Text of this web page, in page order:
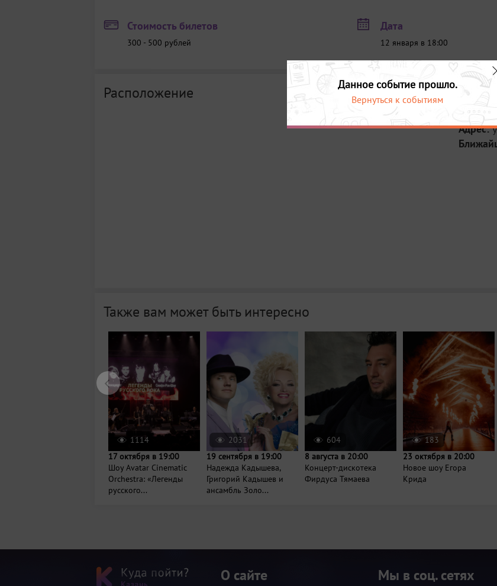
Стоимость билетов
300 - 500 рублей
Дата
12 января в 18:00
Расположение
Место:
Адрес:
Также вам может быть интересно
1114
17 октября в 19:00
Шоу Avatar Cinematic
Orchestra: «Легенды
русского...
2031
19 сентября в 19:00
Надежда Кадышева,
Григорий Кадышев и
ансамбль Золо...
604
8 августа в 20:00
Концерт-дискотека
Фирдуса Тямаева
183
23 октября в 20:00
Новое шоу Егора
Крида
Данное событие прошло.
Вернуться к событиям
О сайте Мы в соц. сетях